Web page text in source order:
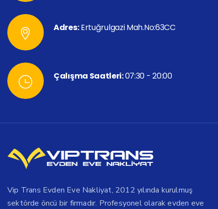
Adres:Ertuğrulgazi Mah.No:63CC
Çalışma Saatleri:07:30 - 20:00
Vip Trans Evden Eve Nakliyat, 2012 yılında kurulmuş
sektörde öncü bir firmadır. Profesyonel olarak evden eve